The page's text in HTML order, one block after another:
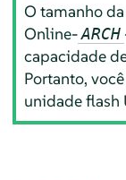
O tamanho
Online-ARCH
capacidade
Portanto,
unidade flash